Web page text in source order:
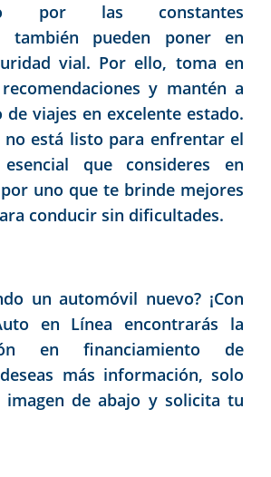
por las constantes
también pueden poner en
vial. Por ello, toma en
y mantén a
viajes en excelente estado.
está listo para enfrentar el
que consideres en
uno que te brinde mejores
conducir sin dificultades.
un automóvil nuevo? ¡Con
en Línea encontrarás la
en financiamiento de
más información, solo
imagen de abajo y solicita tu